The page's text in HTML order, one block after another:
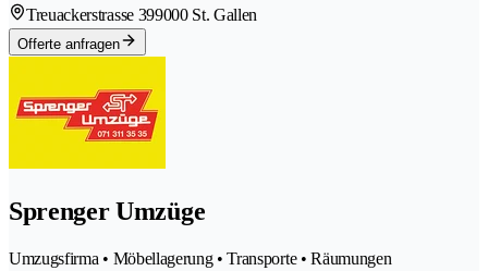
Treuackerstrasse 399000 St. Gallen
Offerte anfragen
Sprenger Umzüge
Umzugsfirma • Möbellagerung • Transporte • Räumungen